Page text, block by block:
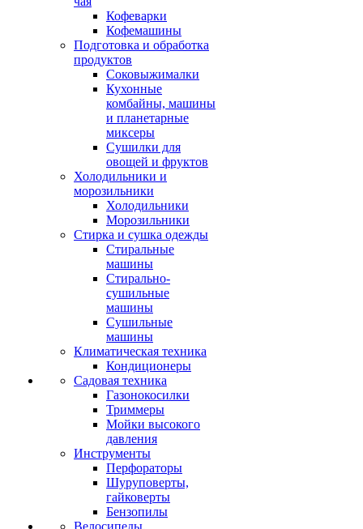
Кофеварки
Кофемашины
Подготовка и обработка
продуктов
Соковыжималки
Кухонные
комбайны, машины
и планетарные
миксеры
Сушилки для
овощей и фруктов
Холодильники и
морозильники
Холодильники
Морозильники
Стирка и сушка одежды
Стиральные
машины
Стирально-
сушильные
машины
Сушильные
машины
Климатическая техника
Кондиционеры
Садовая техника
Газонокосилки
Триммеры
Мойки высокого
давления
Инструменты
Перфораторы
Шуруповерты,
гайковерты
Бензопилы
Велосипеды,